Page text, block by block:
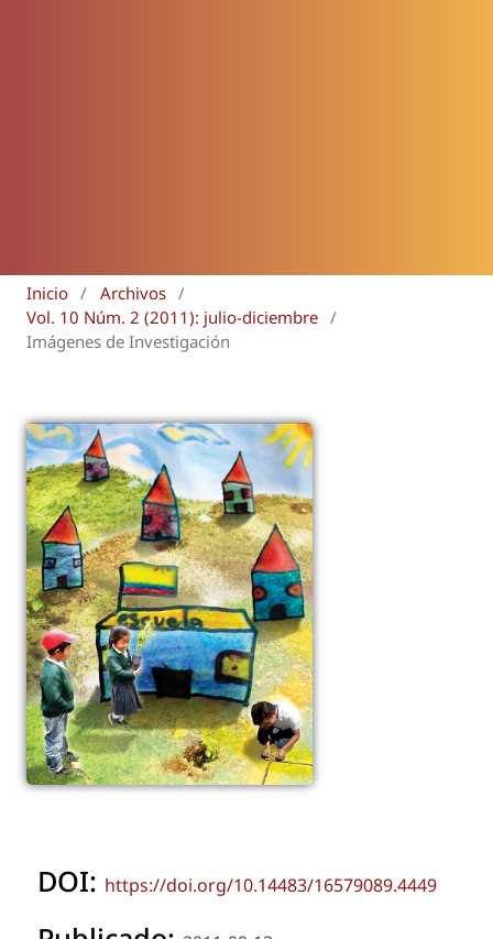
Inicio / Archivos /
Vol. 10 Núm. 2 (2011): julio-diciembre /
Imágenes de Investigación
DOI: https://doi.org/10.14483/16579089.4449